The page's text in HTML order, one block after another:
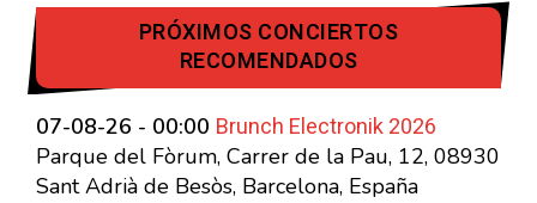
PRÓXIMOS CONCIERTOS
RECOMENDADOS
07-08-26 - 00:00 Brunch Electronik 2026
Parque del Fòrum, Carrer de la Pau, 12, 08930
Sant Adrià de Besòs, Barcelona, España